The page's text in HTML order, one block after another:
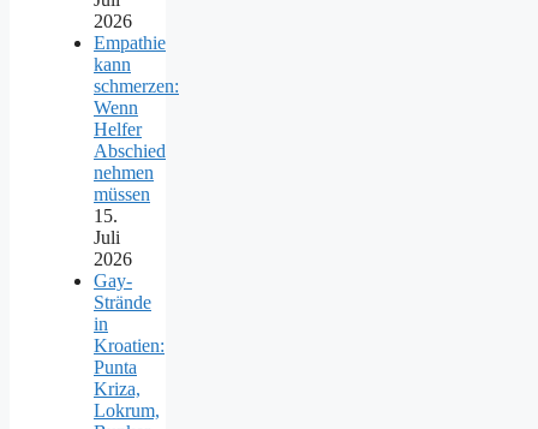
2026
Empathie
kann
schmerzen:
Wenn
Helfer
Abschied
nehmen
müssen
15.
Juli
2026
Gay-
Strände
in
Kroatien:
Punta
Kriza,
Lokrum,